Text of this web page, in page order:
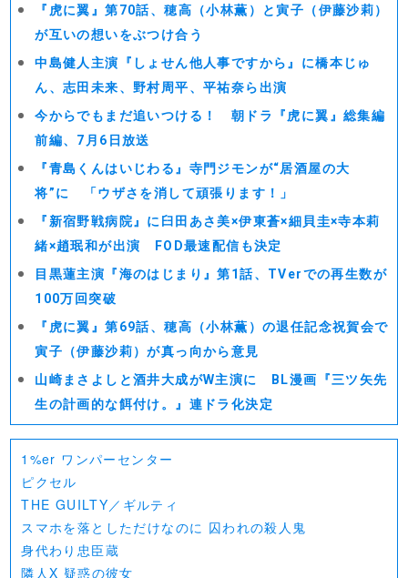
『虎に翼』第70話、穂高（小林薫）と寅子（伊藤沙莉）
が互いの想いをぶつけ合う
中島健人主演『しょせん他人事ですから』に橋本じゅ
ん、志田未来、野村周平、平祐奈ら出演
今からでもまだ追いつける！ 朝ドラ『虎に翼』総集編
前編、7月6日放送
『青島くんはいじわる』寺門ジモンが“居酒屋の大
将”に 「ウザさを消して頑張ります！」
『新宿野戦病院』に臼田あさ美×伊東蒼×細貝圭×寺本莉
緒×趙珉和が出演 FOD最速配信も決定
目黒蓮主演『海のはじまり』第1話、TVerでの再生数が
100万回突破
『虎に翼』第69話、穂高（小林薫）の退任記念祝賀会で
寅子（伊藤沙莉）が真っ向から意見
山崎まさよしと酒井大成がW主演に BL漫画『三ツ矢先
生の計画的な餌付け。』連ドラ化決定
1%er ワンパーセンター
ピクセル
THE GUILTY／ギルティ
スマホを落としただけなのに 囚われの殺人鬼
身代わり忠臣蔵
隣人X 疑惑の彼女